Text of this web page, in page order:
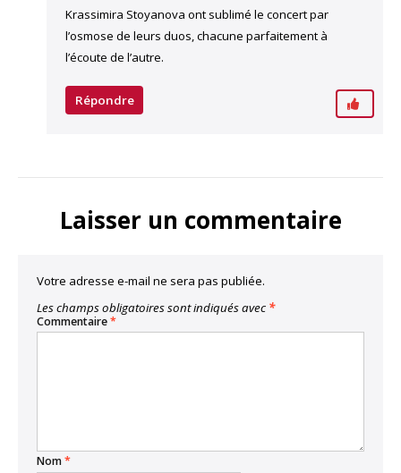
Krassimira Stoyanova ont sublimé le concert par
l’osmose de leurs duos, chacune parfaitement à
l’écoute de l’autre.
Répondre
Laisser un commentaire
Votre adresse e-mail ne sera pas publiée.
Les champs obligatoires sont indiqués avec *
Commentaire*
Nom*